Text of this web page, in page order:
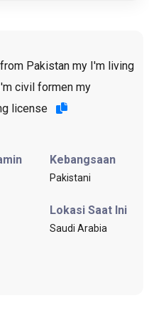
Pakistan my I'm living
civil formen my
license
Kebangsaan
Pakistani
Lokasi Saat Ini
Saudi Arabia